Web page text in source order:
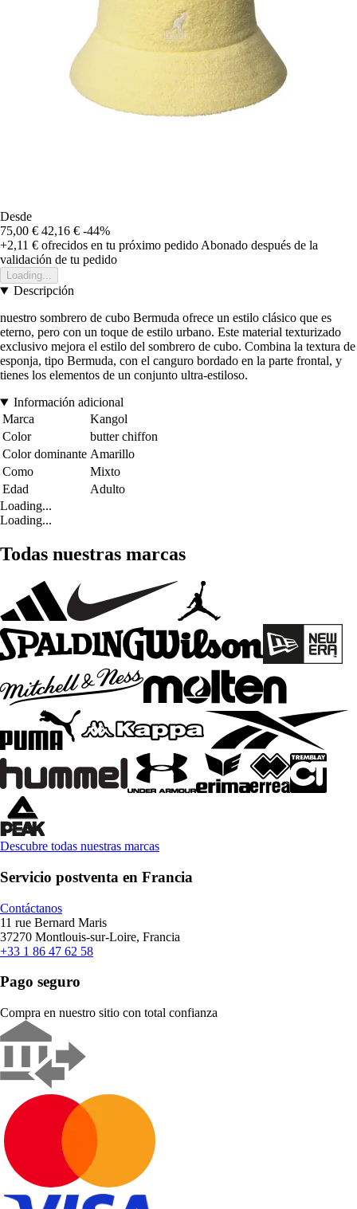
Desde
75,00 € 42,16 € -44%
+2,11 € ofrecidos en tu próximo pedido Abonado después de la
validación de tu pedido
Loading...
Descripción
nuestro sombrero de cubo Bermuda ofrece un estilo clásico que es
eterno, pero con un toque de estilo urbano. Este material texturizado
exclusivo mejora el estilo del sombrero de cubo. Combina la textura de
esponja, tipo Bermuda, con el canguro bordado en la parte frontal, y
tienes los elementos de un conjunto ultra-estiloso.
Información adicional
Marca
Kangol
Color
butter chiffon
Color dominante Amarillo
Como
Mixto
Edad
Adulto
Loading...
Loading...
Todas nuestras marcas
Descubre todas nuestras marcas
Servicio postventa en Francia
Contáctanos
11 rue Bernard Maris
37270 Montlouis-sur-Loire, Francia
+33 1 86 47 62 58
Pago seguro
Compra en nuestro sitio con total confianza